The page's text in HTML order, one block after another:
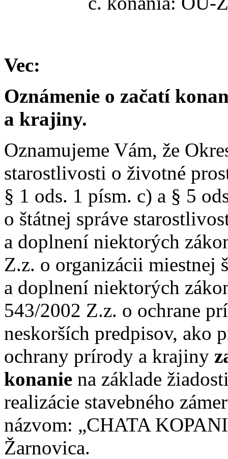
Vec:
Oznámenie o začatí
a krajiny.
Oznamujeme Vám, že
starostlivosti o životné
§ 1 ods. 1 písm. c) a § 5
o štátnej správe
a doplnení niektorých
Z.z. o organizácii miestnej
a doplnení niektorých
543/2002 Z.z. o ochrane
neskorších predpisov, ako
ochrany prírody a krajiny
konanie na základe
realizácie stavebného
názvom: „CHATA
Žarnovica.